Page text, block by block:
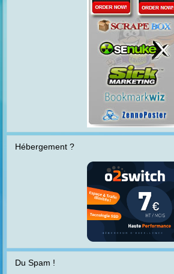
Hébergement ?
Du Spam !